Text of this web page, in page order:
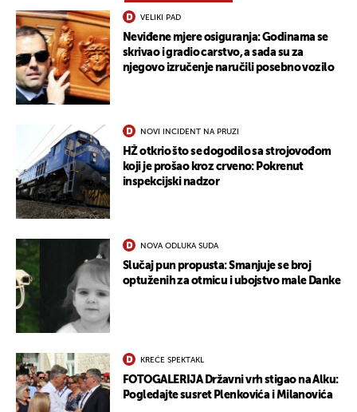
VELIKI PAD
Neviđene mjere osiguranja: Godinama se
skrivao i gradio carstvo, a sada su za
njegovo izručenje naručili posebno vozilo
NOVI INCIDENT NA PRUZI
HŽ otkrio što se dogodilo sa strojovođom
koji je prošao kroz crveno: Pokrenut
inspekcijski nadzor
NOVA ODLUKA SUDA
Slučaj pun propusta: Smanjuje se broj
optuženih za otmicu i ubojstvo male Danke
KREĆE SPEKTAKL
FOTOGALERIJA Državni vrh stigao na Alku:
Pogledajte susret Plenkovića i Milanovića